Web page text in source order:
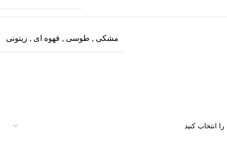
مشکی , طوسی , قهوه ای , زیتونی